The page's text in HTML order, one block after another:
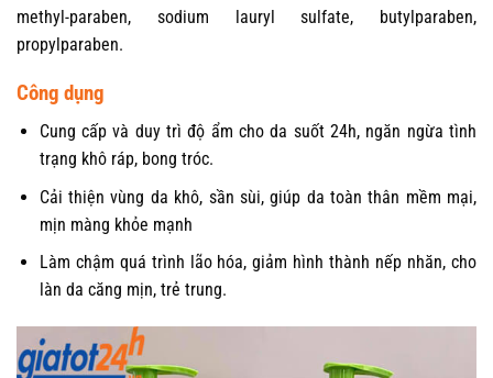
methyl-paraben, sodium lauryl sulfate, butylparaben,
propylparaben.
Công dụng
Cung cấp và duy trì độ ẩm cho da suốt 24h, ngăn ngừa tình
trạng khô ráp, bong tróc.
Cải thiện vùng da khô, sần sùi, giúp da toàn thân mềm mại,
mịn màng khỏe mạnh
Làm chậm quá trình lão hóa, giảm hình thành nếp nhăn, cho
làn da căng mịn, trẻ trung.